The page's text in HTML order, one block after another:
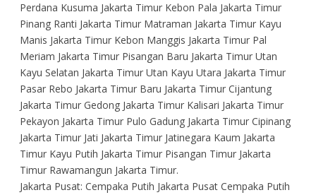
Perdana Kusuma Jakarta Timur Kebon Pala Jakarta Timur
Pinang Ranti Jakarta Timur Matraman Jakarta Timur Kayu
Manis Jakarta Timur Kebon Manggis Jakarta Timur Pal
Meriam Jakarta Timur Pisangan Baru Jakarta Timur Utan
Kayu Selatan Jakarta Timur Utan Kayu Utara Jakarta Timur
Pasar Rebo Jakarta Timur Baru Jakarta Timur Cijantung
Jakarta Timur Gedong Jakarta Timur Kalisari Jakarta Timur
Pekayon Jakarta Timur Pulo Gadung Jakarta Timur Cipinang
Jakarta Timur Jati Jakarta Timur Jatinegara Kaum Jakarta
Timur Kayu Putih Jakarta Timur Pisangan Timur Jakarta
Timur Rawamangun Jakarta Timur.
Jakarta Pusat: Cempaka Putih Jakarta Pusat Cempaka Putih